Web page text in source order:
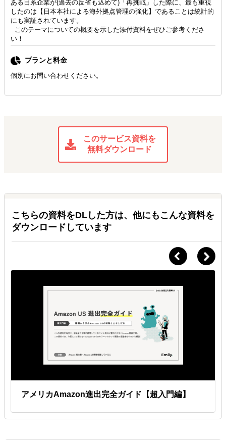
ある日系企業が(過去の反省も込めて)「再挑戦」した際に、最も重視
したのは【日本本社による海外拠点管理の強化】であることは統計的
にも実証されています。
このテーマについての概要を示した添付資料をぜひご参考くださ
い！
プランと料金
個別にお問い合わせください。
このサービス資料を
無料ダウンロード
こちらの資料をDLした方は、他にもこんな資料を
ダウンロードしています
アメリカAmazon進出完全ガイド【超入門編】